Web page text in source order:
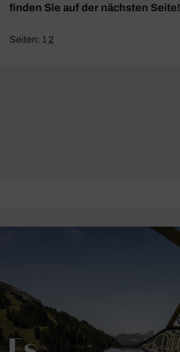
finden Sie auf der nächsten Seite!
Seiten: 1 2